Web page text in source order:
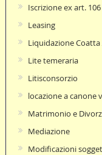
Iscrizione ex art. 106
Leasing
Liquidazione
Lite temeraria
Litisconsorzio
locazione a canone
Matrimonio e
Mediazione
Modificazioni